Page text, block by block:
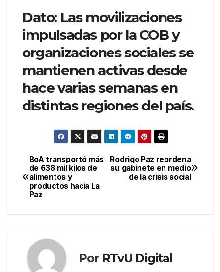
Dato: Las movilizaciones
impulsadas por la COB y
organizaciones sociales se
mantienen activas desde
hace varias semanas en
distintas regiones del país.
Navegación
de
Rodrigo Paz reordena
su gabinete en medio
de la crisis social
BoA transportó más
de 638 mil kilos de
alimentos y
productos hacia La
Paz
Por RTvU Digital